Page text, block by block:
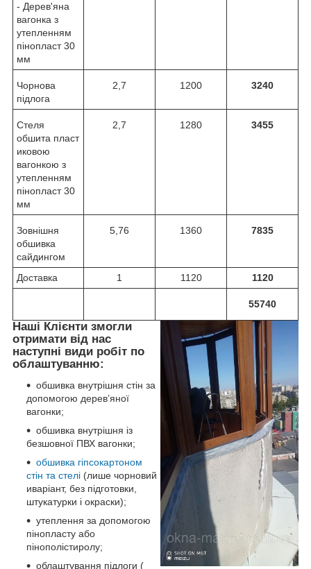
- Дерев'яна
вагонка з
утепленням
пінопласт 30
мм
Чорнова
підлога
2,7 1200 3240
Стеля
обшита пласт
иковою
вагонкою з
утепленням
пінопласт 30
мм
2,7 1280 3455
Зовнішня
обшивка
сайдингом
5,76 1360 7835
Доставка 1 1120 1120
55740
Наші Клієнти змогли
отримати від нас
наступні види робіт по
облаштуванню:
обшивка внутрішня стін за
допомогою дерев’яної
вагонки;
обшивка внутрішня із
безшовної ПВХ вагонки;
обшивка гіпсокартоном
стін та стелі (лише чорновий
иваріант, без підготовки,
штукатурки і окраски);
утеплення за допомогою
пінопласту або
пінополістиролу;
облаштування підлоги (